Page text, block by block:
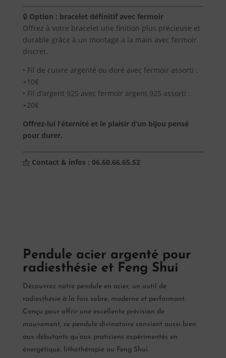
🔒 Option : bracelet définitif avec fermoir
Offrez à votre bracelet une finition plus précieuse et
durable grâce à un montage à la main avec fermoir
discret.
• Fil de cuivre argenté ou doré avec fermoir assorti :
+10€
• Fil d’argent 925 avec fermoir argent 925 assorti :
+20€
Offrez-lui l’éternité et le plaisir d’un bijou pensé
pour durer.
📩 Contact & infos : 06.60.66.65.52
Pendule acier argenté pour
radiesthésie et Feng Shui
Découvrez notre pendule en acier, un outil de
radiesthésie à la fois sobre, moderne et performant.
Conçu pour offrir une excellente précision de
mouvement, ce pendule divinatoire convient aussi bien
aux débutants qu’aux praticiens expérimentés en
énergétique, lithothérapie ou Feng Shui.